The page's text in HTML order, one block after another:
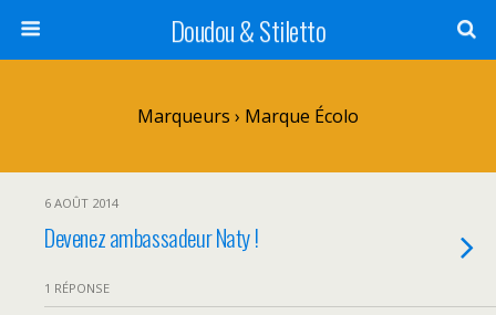
Doudou & Stiletto
Marqueurs › Marque Écolo
6 AOÛT 2014
Devenez ambassadeur Naty !
1 RÉPONSE